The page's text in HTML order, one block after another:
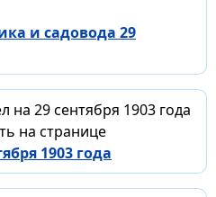
и садовода 29
на 29 сентября 1903 года
на странице
1903 года